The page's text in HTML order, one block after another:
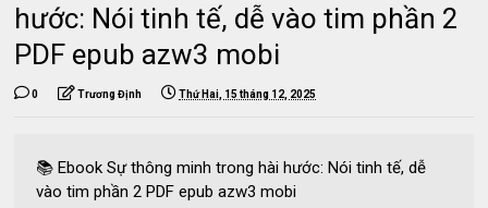
hước: Nói tinh tế, dễ vào tim phần 2
PDF epub azw3 mobi
0 Trương Định Thứ Hai, 15 tháng 12, 2025
📚 Ebook Sự thông minh trong hài hước: Nói tinh tế, dễ
vào tim phần 2 PDF epub azw3 mobi